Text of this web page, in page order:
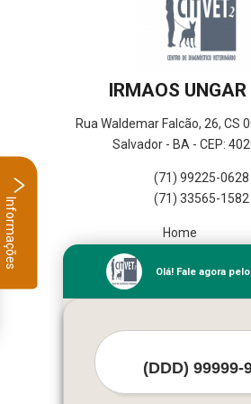
IRMAOS UNGAR
Rua Waldemar Falcão, 26, CS
Salvador - BA - CEP:
(71) 99225-0628
(71) 33565-1582
Home
Missão
Serviços
Olá! Fale agora
Informações